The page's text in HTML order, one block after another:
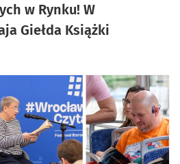
w Rynku! W
Giełda Książki